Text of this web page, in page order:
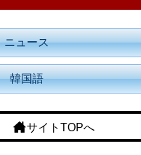
ニュース
韓国語
サイトTOPへ